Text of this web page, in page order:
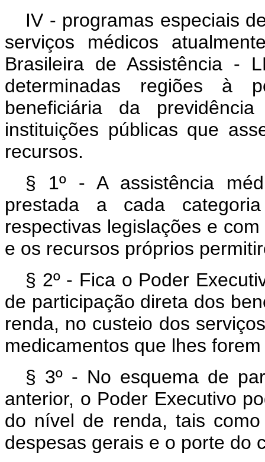
IV - programas especiais
serviços médicos
Brasileira de Assistência -
determinadas regiões à
beneficiária da
instituições públicas que
recursos.
§ 1º - A assistência
prestada a cada
respectivas legislações e
e os recursos próprios
§ 2º - Fica o Poder
de participação direta dos
renda, no custeio dos
medicamentos que lhes
§ 3º - No esquema de
anterior, o Poder Executivo
do nível de renda, tais
despesas gerais e o porte do